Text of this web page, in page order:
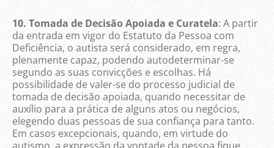
10. Tomada de Decisão Apoiada e Curatela: A partir
da entrada em vigor do Estatuto da Pessoa com
Deficiência, o autista será considerado, em regra,
plenamente capaz, podendo autodeterminar-se
segundo as suas convicções e escolhas. Há
possibilidade de valer-se do processo judicial de
tomada de decisão apoiada, quando necessitar de
auxílio para a prática de alguns atos ou negócios,
elegendo duas pessoas de sua confiança para tanto.
Em casos excepcionais, quando, em virtude do